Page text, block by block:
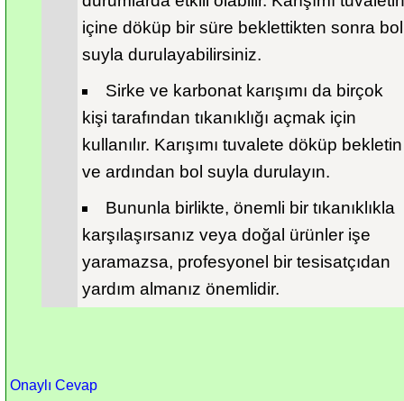
içine döküp bir süre beklettikten sonra bol
suyla durulayabilirsiniz.
Sirke ve karbonat karışımı da birçok
kişi tarafından tıkanıklığı açmak için
kullanılır. Karışımı tuvalete döküp bekletin
ve ardından bol suyla durulayın.
Bununla birlikte, önemli bir tıkanıklıkla
karşılaşırsanız veya doğal ürünler işe
yaramazsa, profesyonel bir tesisatçıdan
yardım almanız önemlidir.
Onaylı Cevap